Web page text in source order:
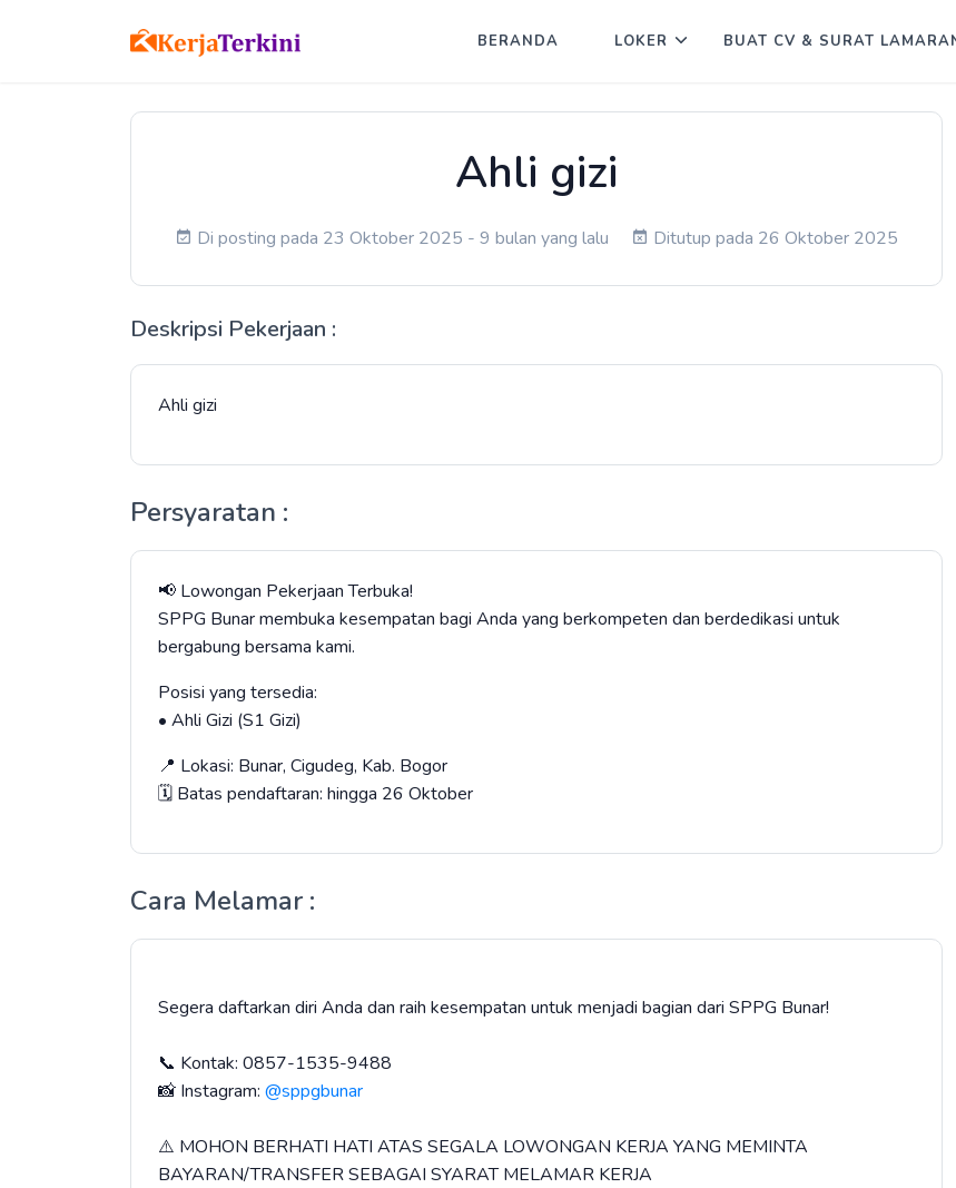
BERANDA LOKER BUAT CV & SURAT
Ahli gizi
Di posting pada 23 Oktober 2025 - 9 bulan yang lalu Ditutup pada 26 Oktober 2025
Deskripsi Pekerjaan :
Ahli gizi
Persyaratan :
📢 Lowongan Pekerjaan Terbuka!
SPPG Bunar membuka kesempatan bagi Anda yang berkompeten dan berdedikasi untuk
bergabung bersama kami.
Posisi yang tersedia:
• Ahli Gizi (S1 Gizi)
📍 Lokasi: Bunar, Cigudeg, Kab. Bogor
🗓️ Batas pendaftaran: hingga 26 Oktober
Cara Melamar :
Segera daftarkan diri Anda dan raih kesempatan untuk menjadi bagian dari SPPG Bunar!
📞 Kontak: 0857-1535-9488
📸 Instagram: @sppgbunar
⚠️ MOHON BERHATI HATI ATAS SEGALA LOWONGAN KERJA YANG MEMINTA
BAYARAN/TRANSFER SEBAGAI SYARAT MELAMAR KERJA